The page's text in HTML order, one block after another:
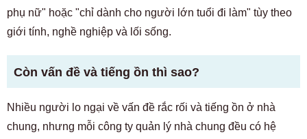
phụ nữ" hoặc "chỉ dành cho người lớn tuổi đi làm" tùy theo
giới tính, nghề nghiệp và lối sống.
Còn vấn đề và tiếng ồn thì sao?
Nhiều người lo ngại về vấn đề rắc rối và tiếng ồn ở nhà
chung, nhưng mỗi công ty quản lý nhà chung đều có hệ